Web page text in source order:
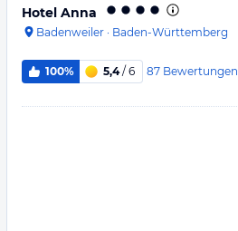
Hotel Anna
Badenweiler · Baden-Württemberg
100% 5,4/ 6 87 Bewertungen